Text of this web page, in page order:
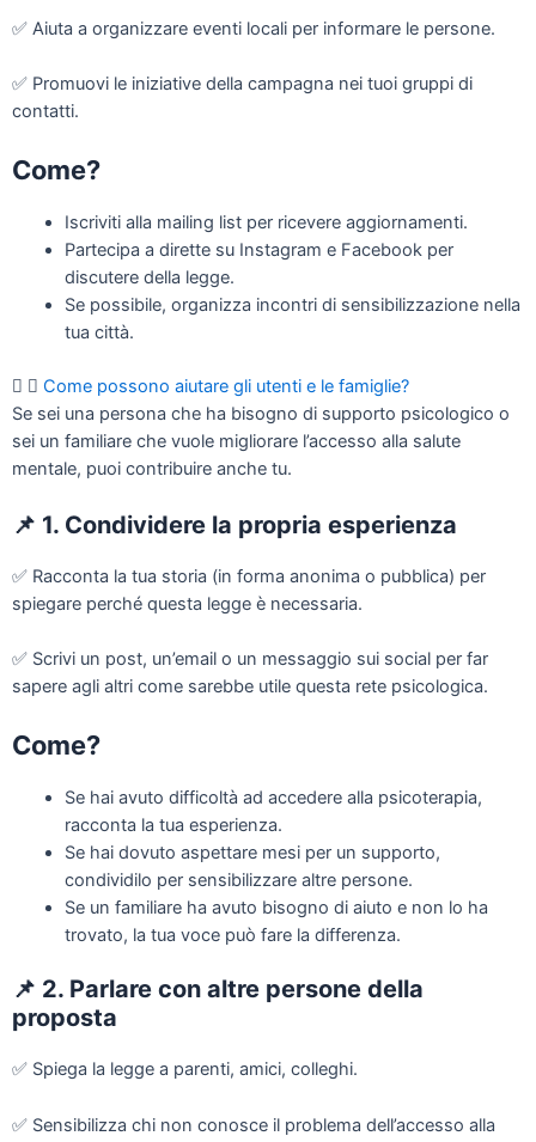
✅ Aiuta a organizzare eventi locali per informare le persone.
✅ Promuovi le iniziative della campagna nei tuoi gruppi di
contatti.
Come?
Iscriviti alla mailing list per ricevere aggiornamenti.
Partecipa a dirette su Instagram e Facebook per
discutere della legge.
Se possibile, organizza incontri di sensibilizzazione nella
tua città.
Come possono aiutare gli utenti e le famiglie?
Se sei una persona che ha bisogno di supporto psicologico o
sei un familiare che vuole migliorare l’accesso alla salute
mentale, puoi contribuire anche tu.
📌 1. Condividere la propria esperienza
✅ Racconta la tua storia (in forma anonima o pubblica) per
spiegare perché questa legge è necessaria.
✅ Scrivi un post, un’email o un messaggio sui social per far
sapere agli altri come sarebbe utile questa rete psicologica.
Come?
Se hai avuto difficoltà ad accedere alla psicoterapia,
racconta la tua esperienza.
Se hai dovuto aspettare mesi per un supporto,
condividilo per sensibilizzare altre persone.
Se un familiare ha avuto bisogno di aiuto e non lo ha
trovato, la tua voce può fare la differenza.
📌 2. Parlare con altre persone della
proposta
✅ Spiega la legge a parenti, amici, colleghi.
✅ Sensibilizza chi non conosce il problema dell’accesso alla